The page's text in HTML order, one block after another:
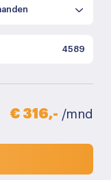
€ 316,- /mnd